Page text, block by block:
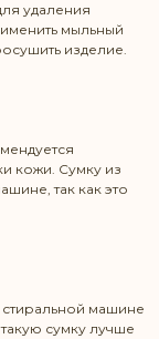
удаления
мыльный
изделие.
кожи. Сумку из
так как это
машине
сумку лучше